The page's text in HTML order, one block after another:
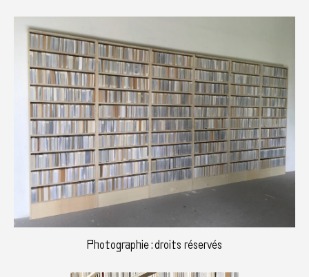
Photographie : droits réservés